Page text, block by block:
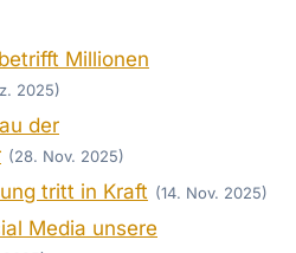
Millionen
2025)
der
(28. Nov. 2025)
tritt in Kraft (14. Nov. 2025)
Media unsere